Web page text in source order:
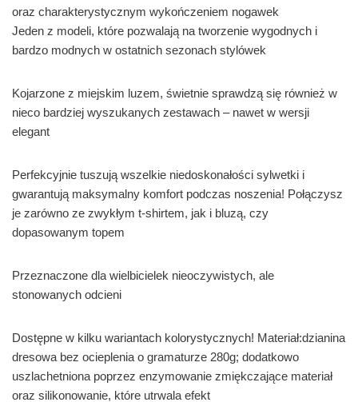
oraz charakterystycznym wykończeniem nogawek
Jeden z modeli, które pozwalają na tworzenie wygodnych i
bardzo modnych w ostatnich sezonach stylówek
Kojarzone z miejskim luzem, świetnie sprawdzą się również w
nieco bardziej wyszukanych zestawach – nawet w wersji
elegant
Perfekcyjnie tuszują wszelkie niedoskonałości sylwetki i
gwarantują maksymalny komfort podczas noszenia! Połączysz
je zarówno ze zwykłym t-shirtem, jak i bluzą, czy
dopasowanym topem
Przeznaczone dla wielbicielek nieoczywistych, ale
stonowanych odcieni
Dostępne w kilku wariantach kolorystycznych! Materiał:dzianina
dresowa bez ocieplenia o gramaturze 280g; dodatkowo
uszlachetniona poprzez enzymowanie zmiękczające materiał
oraz silikonowanie, które utrwala efekt